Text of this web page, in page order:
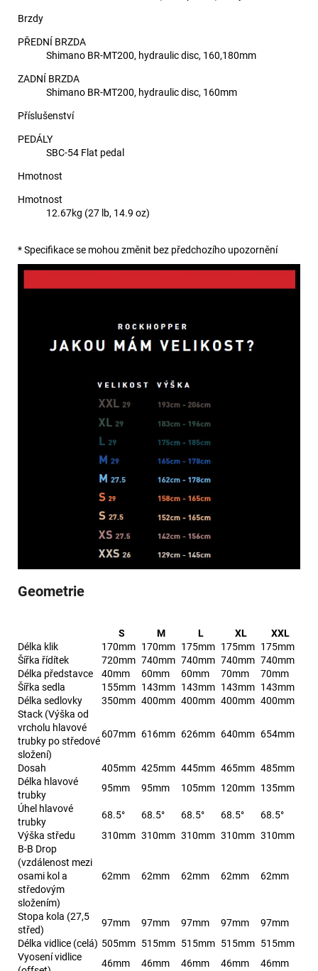
Brzdy
PŘEDNÍ BRZDA
Shimano BR-MT200, hydraulic disc, 160,180mm
ZADNÍ BRZDA
Shimano BR-MT200, hydraulic disc, 160mm
Příslušenství
PEDÁLY
SBC-54 Flat pedal
Hmotnost
Hmotnost
12.67kg (27 lb, 14.9 oz)
* Specifikace se mohou změnit bez předchozího upozornění
Geometrie
S M L XL
XXL
Délka klik
170mm 170mm 175mm 175mm 175mm
Šířka řídítek
720mm 740mm 740mm 740mm 740mm
Délka představce
40mm 60mm 60mm 70mm
70mm
Šířka sedla
155mm 143mm 143mm 143mm 143mm
Délka sedlovky
350mm 400mm 400mm 400mm 400mm
Stack (Výška od
vrcholu hlavové
trubky po středové
složení)
607mm 616mm 626mm 640mm 654mm
Dosah 405mm 425mm 445mm 465mm 485mm
Délka hlavové
trubky
95mm 95mm 105mm 120mm 135mm
Úhel hlavové
trubky
68.5° 68.5° 68.5° 68.5°
68.5°
Výška středu
310mm 310mm 310mm 310mm 310mm
B-B Drop
(vzdálenost mezi
osami kol a
středovým
složením)
62mm 62mm 62mm 62mm 62mm
Stopa kola (27,5
střed)
97mm 97mm 97mm 97mm
97mm
Délka vidlice (celá) 505mm 515mm 515mm 515mm 515mm
Vyosení vidlice
46mm 46mm 46mm 46mm 46mm